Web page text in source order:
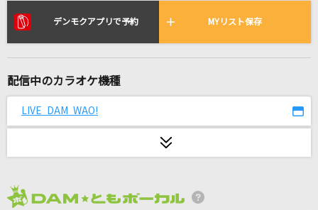
リアルタイムで歌われている曲の一覧
[生音]Goodbye Yesterday
[生音]もう恋なんてしない
デンモクアプリで予約 MYリスト保存
配信中のカラオケ機種
LIVE DAM WAO!